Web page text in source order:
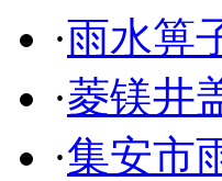
·雨水箅
·菱镁井
·集安市